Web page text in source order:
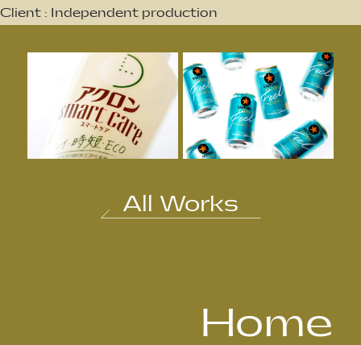
Client : Independent production
All Works
Home